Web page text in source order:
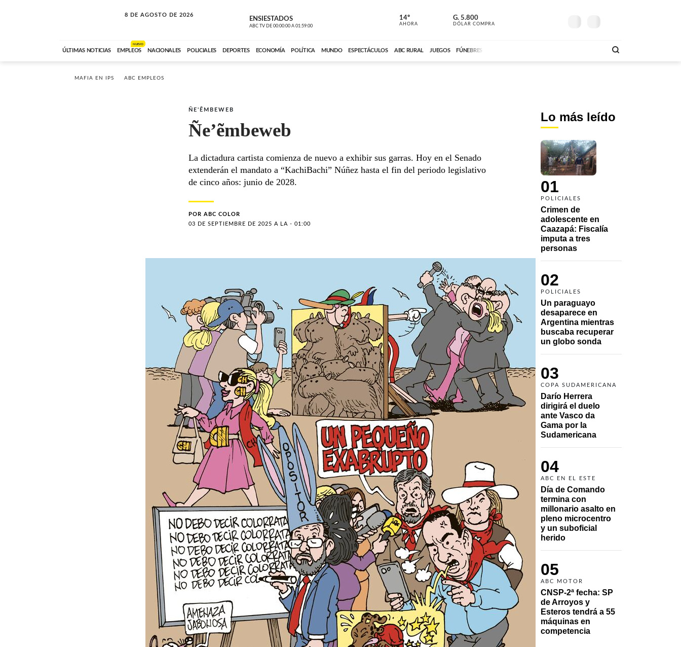
8 DE AGOSTO DE 2026
SOLO MÚSICA ENSIESTADOS
ABC TV DE 00:00:00 A 01:59:00
VOCES DEL PARAGUAY
ABC CARDINAL AMDE 00:00 A 04:59
SOLO MÚSICA
00:00 A 08:59
14º
AHORA
24º
MAÑANA
G. 5.800
DÓLAR COMPRA
ÚLTIMAS NOTICIAS EMPLEOS
NUEVO
NACIONALES POLICIALES DEPORTES ECONOMÍA POLÍTICA MUNDO ESPECTÁCULOS ABC RURAL JUEGOS FÚNEBRES
MAFIA EN IPS ABC EMPLEOS
Lo más leído
01
POLICIALES
Crimen de
adolescente en
Caazapá: Fiscalía
imputa a tres
personas
02
POLICIALES
Un paraguayo
desaparece en
Argentina mientras
buscaba recuperar
un globo sonda
03
COPA SUDAMERICANA
Darío Herrera
dirigirá el duelo
ante Vasco da
Gama por la
Sudamericana
04
ABC EN EL ESTE
Día de Comando
termina con
millonario asalto en
pleno microcentro
y un suboficial
herido
05
ABC MOTOR
CNSP-2ª fecha: SP
de Arroyos y
Esteros tendrá a 55
máquinas en
competencia
ÑE'ẼMBEWEB
Ñe’ẽmbeweb
La dictadura cartista comienza de nuevo a exhibir sus garras. Hoy en el Senado
extenderán el mandato a “KachiBachi” Núñez hasta el fin del periodo legislativo
de cinco años: junio de 2028.
POR ABC COLOR
03 DE SEPTIEMBRE DE 2025 A LA - 01:00